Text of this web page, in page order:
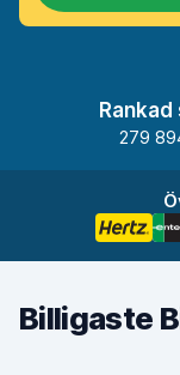
279
Billigaste